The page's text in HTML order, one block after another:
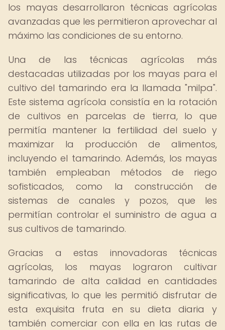
los mayas desarrollaron técnicas agrícolas
avanzadas que les permitieron aprovechar al
máximo las condiciones de su entorno.
Una de las técnicas agrícolas más
destacadas utilizadas por los mayas para el
cultivo del tamarindo era la llamada "milpa".
Este sistema agrícola consistía en la rotación
de cultivos en parcelas de tierra, lo que
permitía mantener la fertilidad del suelo y
maximizar la producción de alimentos,
incluyendo el tamarindo. Además, los mayas
también empleaban métodos de riego
sofisticados, como la construcción de
sistemas de canales y pozos, que les
permitían controlar el suministro de agua a
sus cultivos de tamarindo.
Gracias a estas innovadoras técnicas
agrícolas, los mayas lograron cultivar
tamarindo de alta calidad en cantidades
significativas, lo que les permitió disfrutar de
esta exquisita fruta en su dieta diaria y
también comerciar con ella en las rutas de